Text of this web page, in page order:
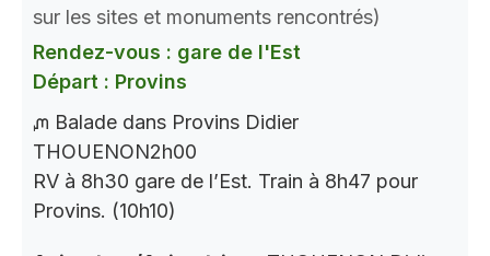
sur les sites et monuments rencontrés)
Rendez-vous : gare de l'Est
Départ : Provins
ᘻ Balade dans Provins Didier
THOUENON2h00
RV à 8h30 gare de l’Est. Train à 8h47 pour
Provins. (10h10)